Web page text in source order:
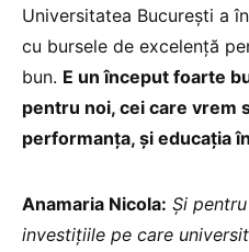
Universitatea București a
cu bursele de excelență
bun. E un început foarte
pentru noi, cei care vrem
performanța, și educația
Anamaria Nicola: Și
investițiile pe care